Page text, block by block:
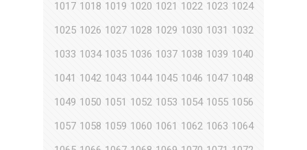
1017 1018 1019 1020 1021 1022 1023 1024
1025 1026 1027 1028 1029 1030 1031 1032
1033 1034 1035 1036 1037 1038 1039 1040
1041 1042 1043 1044 1045 1046 1047 1048
1049 1050 1051 1052 1053 1054 1055 1056
1057 1058 1059 1060 1061 1062 1063 1064